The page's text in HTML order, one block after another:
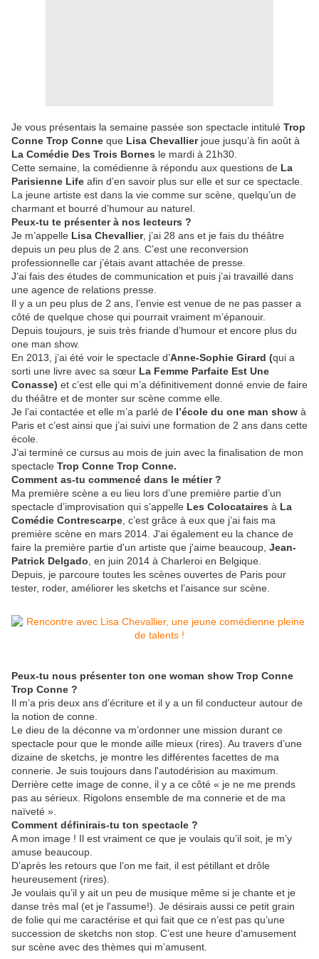
Je vous présentais la semaine passée son spectacle intitulé Trop
Conne Trop Conne que Lisa Chevallierjoue jusqu’à fin août à
La Comédie Des Trois Bornes le mardi à 21h30.
Cette semaine, la comédienne à répondu aux questions de La
Parisienne Life afin d’en savoir plus sur elle et sur ce spectacle.
La jeune artiste est dans la vie comme sur scène, quelqu’un de
charmant et bourré d’humour au naturel.
Peux-tu te présenter à nos lecteurs ?
Je m’appelle Lisa Chevallier, j’ai 28 ans et je fais du théâtre
depuis un peu plus de 2 ans. C’est une reconversion
professionnelle car j’étais avant attachée de presse.
J’ai fais des études de communication et puis j’ai travaillé dans
une agence de relations presse.
Il y a un peu plus de 2 ans, l’envie est venue de ne pas passer a
côté de quelque chose qui pourrait vraiment m’épanouir.
Depuis toujours, je suis très friande d’humour et encore plus du
one man show.
En 2013, j’ai été voir le spectacle d’Anne-Sophie Girard (qui a
sorti une livre avec sa sœur La Femme Parfaite Est Une
Conasse) et c’est elle qui m’a définitivement donné envie de faire
du théâtre et de monter sur scène comme elle.
Je l’ai contactée et elle m’a parlé de l’école du one man show à
Paris et c’est ainsi que j’ai suivi une formation de 2 ans dans cette
école.
J’ai terminé ce cursus au mois de juin avec la finalisation de mon
spectacle Trop Conne Trop Conne.
Comment as-tu commencé dans le métier ?
Ma première scène a eu lieu lors d’une première partie d’un
spectacle d’improvisation qui s’appelle Les Colocataires à La
Comédie Contrescarpe , c’est grâce à eux que j’ai fais ma
première scène en mars 2014. J'ai également eu la chance de
faire la première partie d'un artiste que j'aime beaucoup, Jean-
Patrick Delgado , en juin 2014 à Charleroi en Belgique.
Depuis, je parcoure toutes les scènes ouvertes de Paris pour
tester, roder, améliorer les sketchs et l’aisance sur scène.
Peux-tu nous présenter ton one woman show Trop Conne
Trop Conne ?
Il m’a pris deux ans d’écriture et il y a un fil conducteur autour de
la notion de conne.
Le dieu de la déconne va m’ordonner une mission durant ce
spectacle pour que le monde aille mieux (rires). Au travers d’une
dizaine de sketchs, je montre les différentes facettes de ma
connerie. Je suis toujours dans l'autodérision au maximum.
Derrière cette image de conne, il y a ce côté « je ne me prends
pas au sérieux. Rigolons ensemble de ma connerie et de ma
naïveté ».
Comment définirais-tu ton spectacle ?
A mon image ! Il est vraiment ce que je voulais qu’il soit, je m’y
amuse beaucoup.
D’après les retours que l’on me fait, il est pétillant et drôle
heureusement (rires).
Je voulais qu’il y ait un peu de musique même si je chante et je
danse très mal (et je l'assume!). Je désirais aussi ce petit grain
de folie qui me caractérise et qui fait que ce n’est pas qu’une
succession de sketchs non stop. C’est une heure d'amusement
sur scène avec des thèmes qui m’amusent.